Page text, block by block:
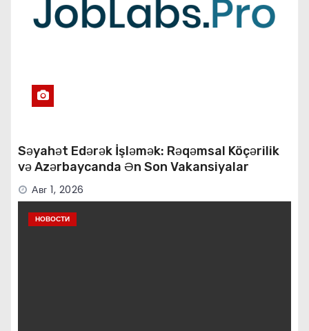
Səyahət Edərək İşləmək: Rəqəmsal Köçərilik
və Azərbaycanda Ən Son Vakansiyalar
Авг 1, 2026
НОВОСТИ